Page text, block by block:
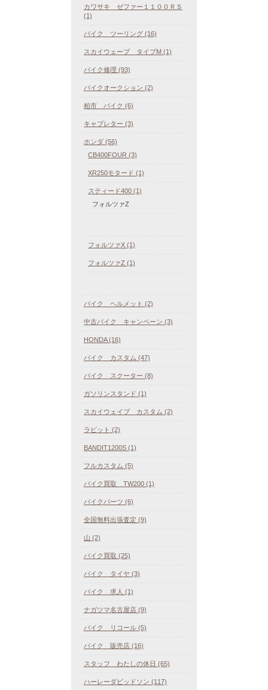
カワサキ ゼファー１１００ＲＳ
(1)
バイク ツーリング (16)
スカイウェーブ タイプM (1)
バイク修理 (93)
バイクオークション (2)
柏市 バイク (6)
キャブレター (3)
ホンダ (56)
CB400FOUR (3)
XR250モタード (1)
スティード400 (1)
フォルツァZ
フォルツァX (1)
フォルツァZ (1)
バイク ヘルメット (2)
中古バイク キャンペーン (3)
HONDA (16)
バイク カスタム (47)
バイク スクーター (8)
ガソリンスタンド (1)
スカイウェイブ カスタム (2)
ラビット (2)
BANDIT1200S (1)
フルカスタム (5)
バイク買取 TW200 (1)
バイクパーツ (6)
全国無料出張査定 (9)
山 (2)
バイク買取 (25)
バイク タイヤ (3)
バイク 求人 (1)
ナガツマ名古屋店 (9)
バイク リコール (5)
バイク 販売店 (16)
スタッフ わたしの休日 (65)
ハーレーダビッドソン (117)